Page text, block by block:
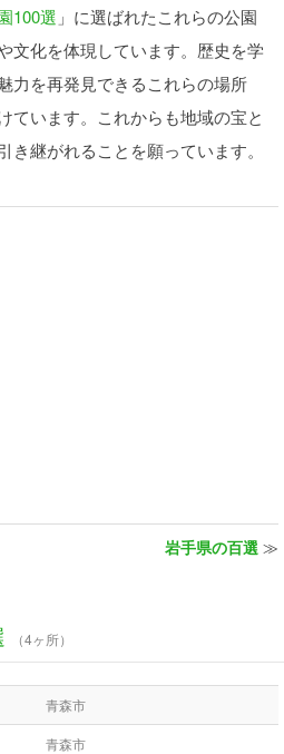
100選 」に選ばれたこれらの公園
文化を体現しています。歴史を学
力を再発見できるこれらの場所
ています。これからも地域の宝と
き継がれることを願っています。
岩手県の百選 ≫
（4ヶ所）
青森市
青森市